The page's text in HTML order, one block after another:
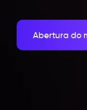
Abertura do